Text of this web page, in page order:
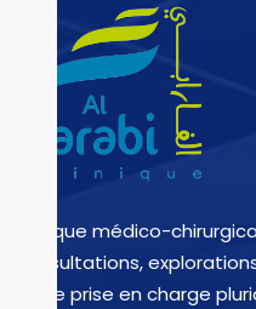
Clinique médico-
consultations,
et de prise en charge